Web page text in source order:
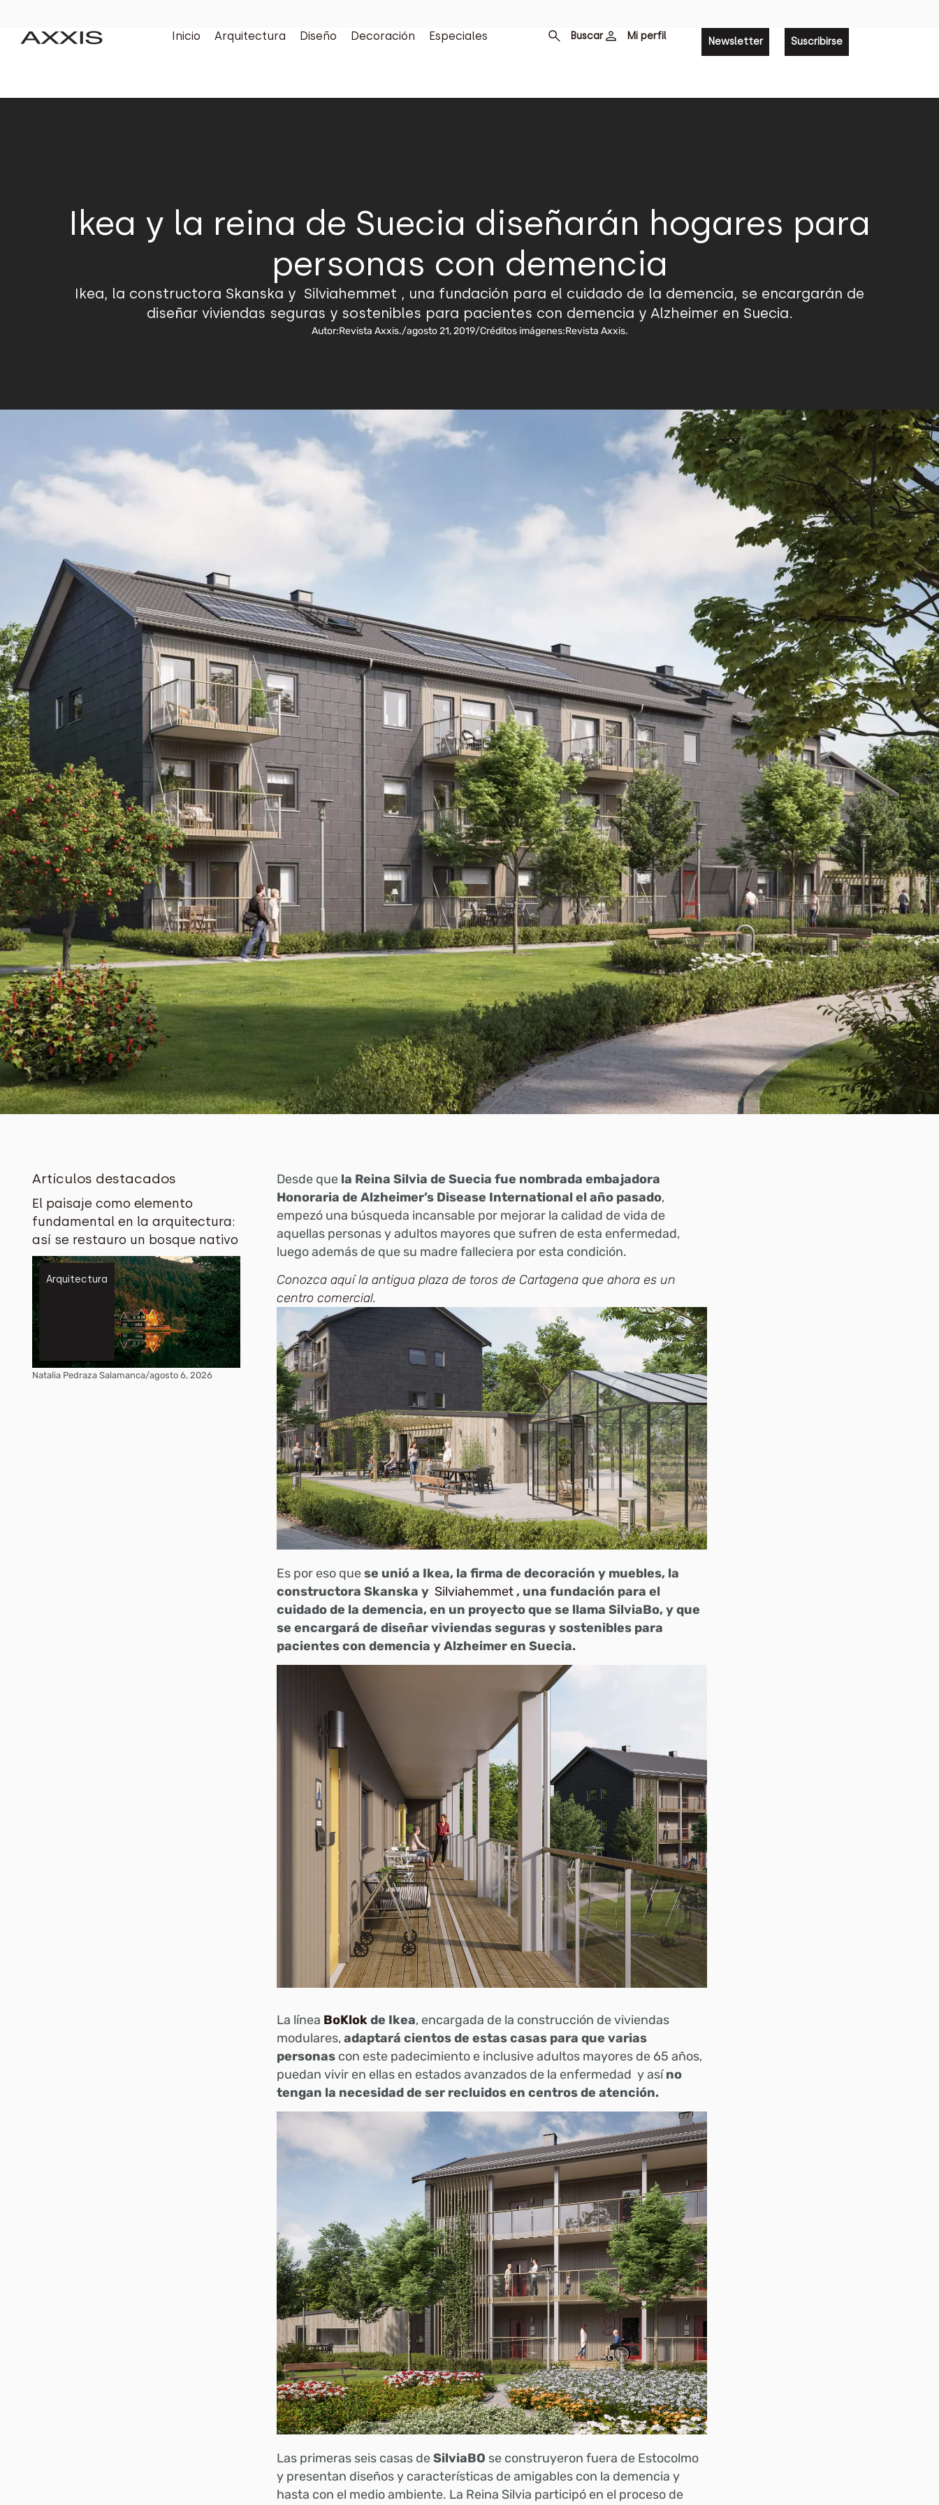
Inicio Arquitectura Diseño Decoración Especiales Buscar Mi perfil Newsletter Suscribirse
Ikea y la reina de Suecia diseñarán hogares para
personas con demencia
Ikea, la constructora Skanska y Silviahemmet , una fundación para el cuidado de la demencia, se encargarán de
diseñar viviendas seguras y sostenibles para pacientes con demencia y Alzheimer en Suecia.
Autor:Revista Axxis./agosto 21, 2019/Créditos imágenes:Revista Axxis.
Artículos destacados
El paisaje como elemento
fundamental en la arquitectura:
así se restauro un bosque nativo
Arquitectura
Natalia Pedraza Salamanca/agosto 6, 2026
Desde que la Reina Silvia de Suecia fue nombrada embajadora
Honoraria de Alzheimer’s Disease International el año pasado,
empezó una búsqueda incansable por mejorar la calidad de vida de
aquellas personas y adultos mayores que sufren de esta enfermedad,
luego además de que su madre falleciera por esta condición.
Conozca aquí la antigua plaza de toros de Cartagena que ahora es un
centro comercial.
Es por eso quese unió a Ikea, la firma de decoración y muebles, la
constructora Skanska y Silviahemmet, una fundación para el
cuidado de la demencia, en un proyecto que se llama SilviaBo, y que
se encargará de diseñar viviendas seguras y sostenibles para
pacientes con demencia y Alzheimer en Suecia.
La línea BoKlokde Ikea, encargada de la construcción de viviendas
modulares,adaptará cientos de estas casas para que varias
personas con este padecimiento e inclusive adultos mayores de 65 años,
puedan vivir en ellas en estados avanzados de la enfermedad y asíno
tengan la necesidad de ser recluidos en centros de atención.
Las primeras seis casas deSilviaBO se construyeron fuera de Estocolmo
y presentan diseños y características de amigables con la demencia y
hasta con el medio ambiente. La Reina Silvia participó en el proceso de